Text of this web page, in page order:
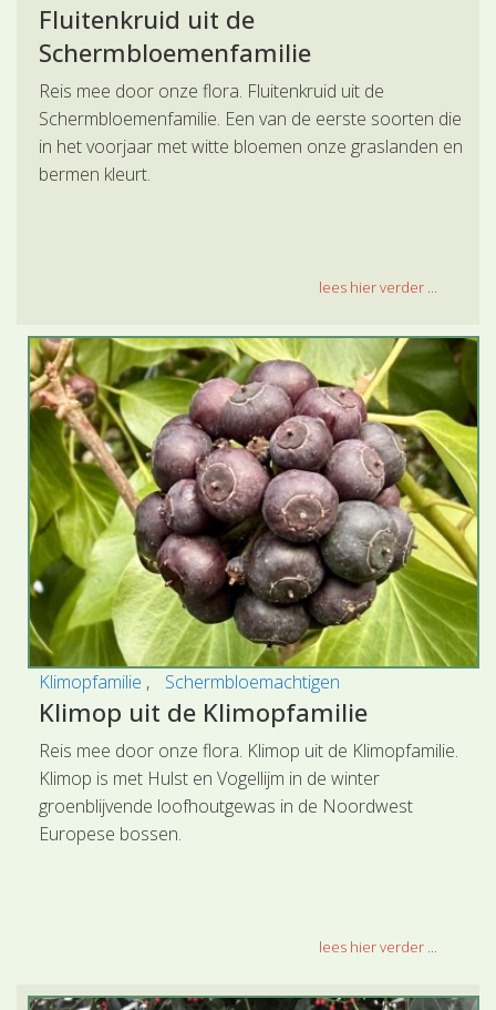
Fluitenkruid uit de
Schermbloemenfamilie
Reis mee door onze flora. Fluitenkruid uit de
Schermbloemenfamilie. Een van de eerste soorten die
in het voorjaar met witte bloemen onze graslanden en
bermen kleurt.
lees hier verder ...
Klimopfamilie Schermbloemachtigen
Klimop uit de Klimopfamilie
Reis mee door onze flora. Klimop uit de Klimopfamilie.
Klimop is met Hulst en Vogellijm in de winter
groenblijvende loofhoutgewas in de Noordwest
Europese bossen.
lees hier verder ...